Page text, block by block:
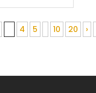
4 5 10 20 ›